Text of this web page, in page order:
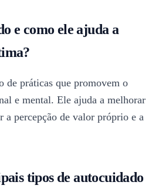
e como ele ajuda a
de práticas que promovem o
e mental. Ele ajuda a melhorar
a percepção de valor próprio e a
tipos de autocuidado